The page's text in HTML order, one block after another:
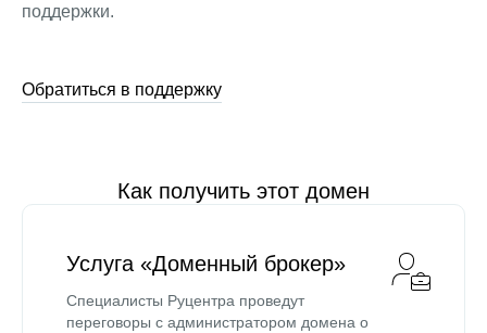
поддержки.
Обратиться в поддержку
Как получить этот домен
Услуга «Доменный брокер»
Специалисты Руцентра проведут
переговоры с администратором домена о